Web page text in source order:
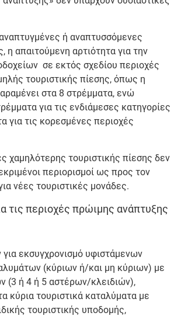
αναπτυγμένες ή αναπτυσσόμενες
η απαιτούμενη αρτιότητα για την
σε εκτός σχεδίου περιοχές
τουριστικής πίεσης, όπως η
στα 8 στρέμματα, ενώ
για τις ενδιάμεσες κατηγορίες
για τις κορεσμένες περιοχές
χαμηλότερης τουριστικής πίεσης δεν
περιορισμοί ως προς τον
νέες τουριστικές μονάδες.
τις περιοχές πρώιμης ανάπτυξης
εκσυγχρονισμό υφιστάμενων
(κύριων ή/και μη κύριων) με
(3 ή 4 ή 5 αστέρων/κλειδιών),
κύρια τουριστικά καταλύματα με
τουριστικής υποδομής,